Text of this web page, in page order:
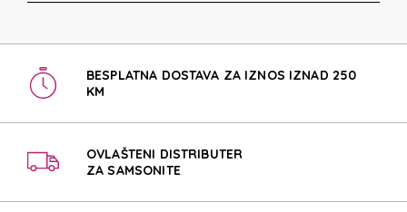
BESPLATNA DOSTAVA ZA IZNOS IZNAD 250
KM
OVLAŠTENI DISTRIBUTER
ZA SAMSONITE